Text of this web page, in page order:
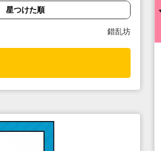
星つけた順
錯乱坊